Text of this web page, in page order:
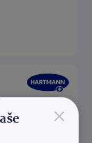
×